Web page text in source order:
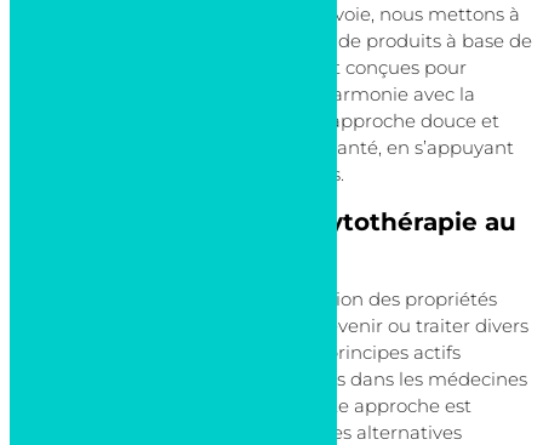
populaire. À la Pharmacie de Bonnevoie, nous mettons à
disposition une sélection rigoureuse de produits à base de
plantes. Ces solutions naturelles sont conçues pour
soutenir votre bien-être global, en harmonie avec la
offre une approche douce et
efficace pour maintenir une bonne santé, en s’appuyant
sur les vertus ancestrales des plantes.
Les fondements de la phytothérapie au
La phytothérapie repose sur l’utilisation des propriétés
thérapeutiques des plantes pour prévenir ou traiter divers
maux. Chaque plante contient des principes actifs
spécifiques, utilisés depuis des siècles dans les médecines
traditionnelles. Au Luxembourg, cette approche est
appréciée pour sa capacité à offrir des alternatives